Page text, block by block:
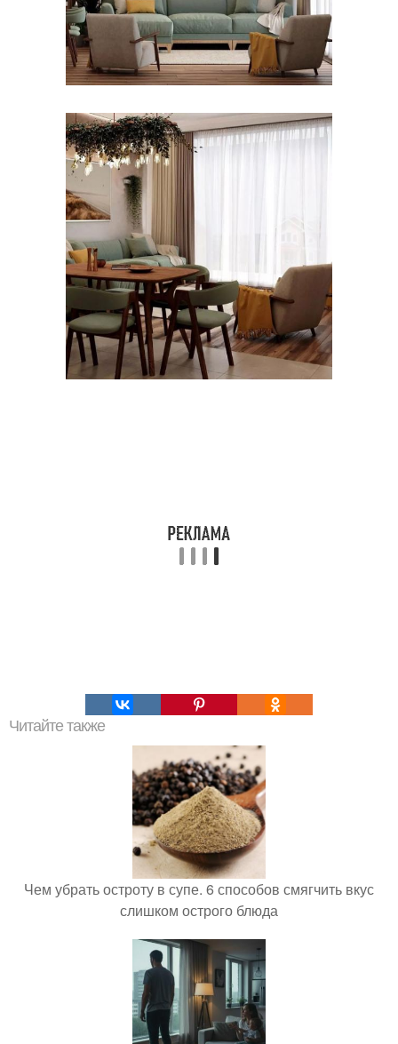
Читайте также
Чем убрать остроту в супе. 6 способов смягчить вкус
слишком острого блюда